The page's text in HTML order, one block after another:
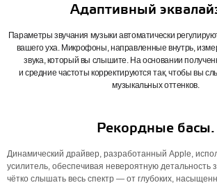
Адаптивный
Параметры звучания музыки автоматически
вашего уха. Микрофоны, направленные внутрь,
звука, который вы слышите. На основании
и средние частоты корректируются так, чтобы вы
музыкальных оттенков.
Рекордные басы.
Динамический драйвер, разработанный Apple,
усилитель, обеспечивая невероятную детальность
чётко слышать весь спектр — от глубоких,